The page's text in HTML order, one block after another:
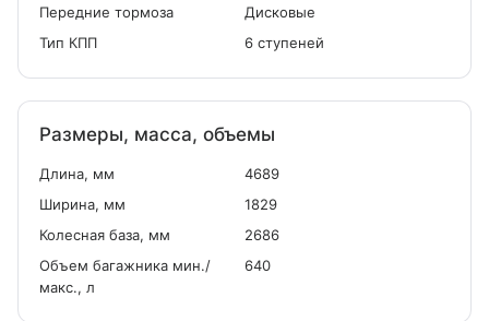
Передние тормоза
Дисковые
Тип КПП
6 ступеней
Размеры, масса, объемы
Длина, мм
4689
Ширина, мм
1829
Колесная база, мм
2686
Объем багажника мин./
макс., л
640